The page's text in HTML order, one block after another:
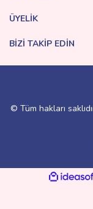
ÜYELİK
BİZİ TAKİP EDİN
© Tüm hakları